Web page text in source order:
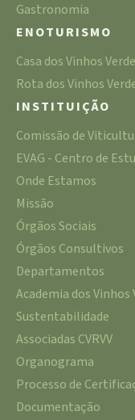
Gastronomia
ENOTURISMO
Casa dos Vinhos
Rota dos Vinhos
INSTITUIÇÃO
Comissão de
EVAG - Centro de
Onde Estamos
Missão
Órgãos Sociais
Órgãos Consultivos
Departamentos
Academia dos Vinhos
Sustentabilidade
Associadas CVRVV
Organograma
Processo de
Documentação